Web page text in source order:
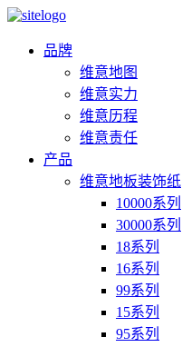
品牌
维意地图
维意实力
维意历程
维意责任
产品
维意地板装饰纸
10000系列
30000系列
18系列
16系列
99系列
15系列
95系列